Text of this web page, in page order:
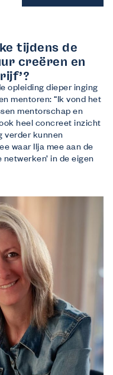
tijdens de
creëren en
opleiding dieper inging
mentoren: “Ik vond het
mentorschap en
heel concreet inzicht
verder kunnen
waar Ilja mee aan de
in de eigen